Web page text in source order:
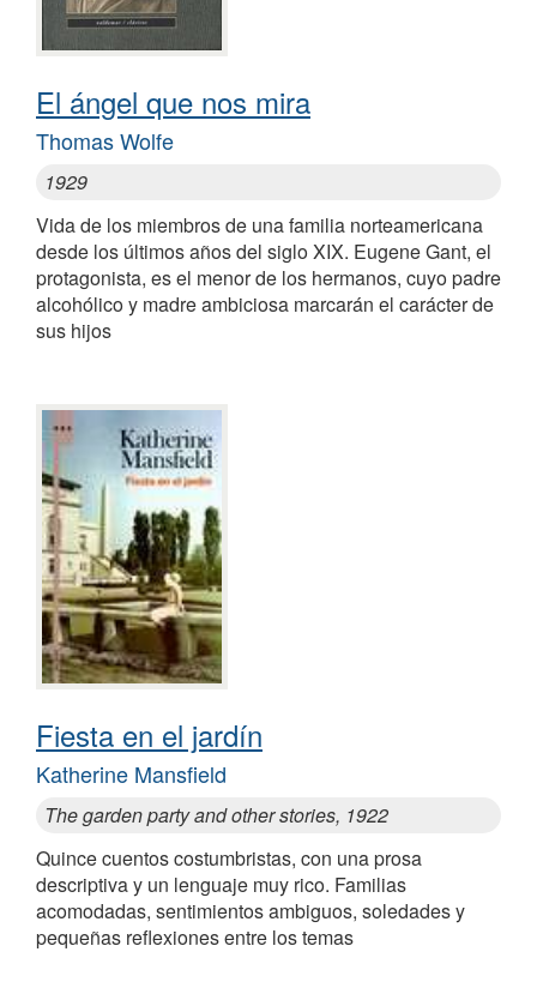
El ángel que nos mira
Thomas Wolfe
1929
Vida de los miembros de una familia norteamericana
desde los últimos años del siglo XIX. Eugene Gant, el
protagonista, es el menor de los hermanos, cuyo padre
alcohólico y madre ambiciosa marcarán el carácter de
sus hijos
Fiesta en el jardín
Katherine Mansfield
The garden party and other stories, 1922
Quince cuentos costumbristas, con una prosa
descriptiva y un lenguaje muy rico. Familias
acomodadas, sentimientos ambiguos, soledades y
pequeñas reflexiones entre los temas